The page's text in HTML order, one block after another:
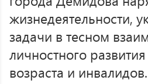
жизнедеятельности,
задачи в тесном
личностного
возраста и инвалидов.